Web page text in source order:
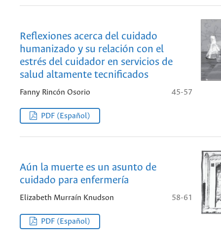
Reflexiones acerca del cuidado
humanizado y su relación con el
estrés del cuidador en servicios de
salud altamente tecnificados
Fanny Rincón Osorio 45-57
PDF (Español)
Aún la muerte es un asunto de
cuidado para enfermería
Elizabeth Murraín Knudson 58-61
PDF (Español)